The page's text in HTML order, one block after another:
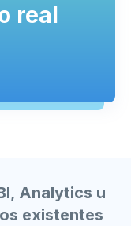
real
Analytics u
existentes